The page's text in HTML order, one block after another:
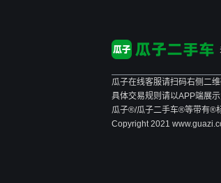
瓜子在线客服请扫码右侧二
具体交易规则请以APP端展
瓜子®/瓜子二手车®等带有®
Copyright 2021